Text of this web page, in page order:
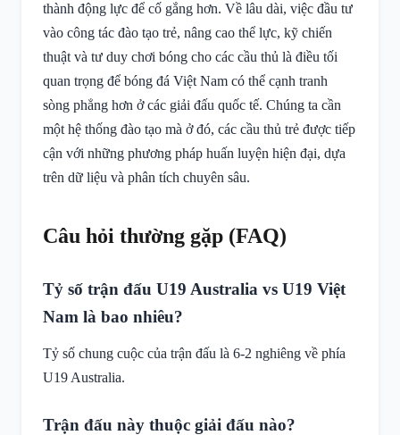
thành động lực để cố gắng hơn. Về lâu dài, việc đầu tư
vào công tác đào tạo trẻ, nâng cao thể lực, kỹ chiến
thuật và tư duy chơi bóng cho các cầu thủ là điều tối
quan trọng để bóng đá Việt Nam có thể cạnh tranh
sòng phẳng hơn ở các giải đấu quốc tế. Chúng ta cần
một hệ thống đào tạo mà ở đó, các cầu thủ trẻ được tiếp
cận với những phương pháp huấn luyện hiện đại, dựa
trên dữ liệu và phân tích chuyên sâu.
Câu hỏi thường gặp (FAQ)
Tỷ số trận đấu U19 Australia vs U19 Việt
Nam là bao nhiêu?
Tỷ số chung cuộc của trận đấu là 6-2 nghiêng về phía
U19 Australia.
Trận đấu này thuộc giải đấu nào?